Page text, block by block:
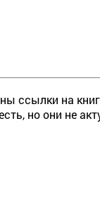
ссылки на
но они не